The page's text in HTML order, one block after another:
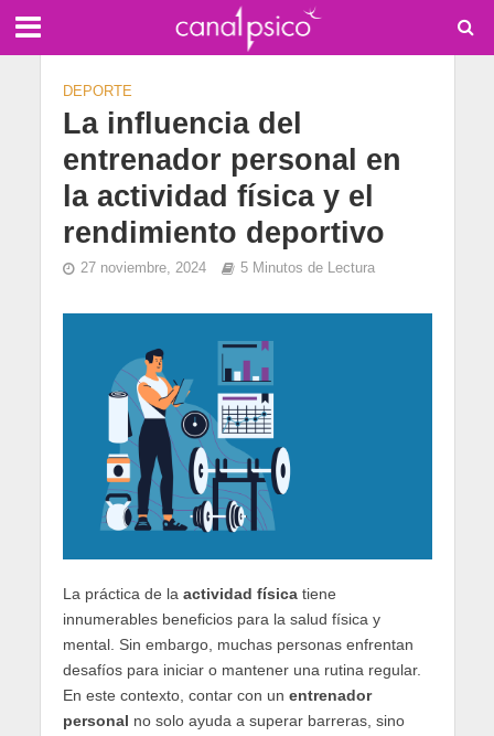
DEPORTE
La influencia del
entrenador personal en
la actividad física y el
rendimiento deportivo
27 noviembre, 2024 5 Minutos de Lectura
La práctica de la actividad físicatiene
innumerables beneficios para la salud física y
mental. Sin embargo, muchas personas enfrentan
desafíos para iniciar o mantener una rutina regular.
En este contexto, contar con un entrenador
personal no solo ayuda a superar barreras, sino